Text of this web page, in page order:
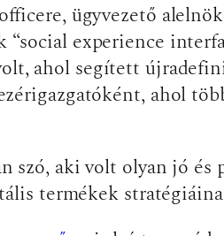
ügyvezető
“social experience
ahol segített
ahol
szó, aki volt olyan jó
termékek